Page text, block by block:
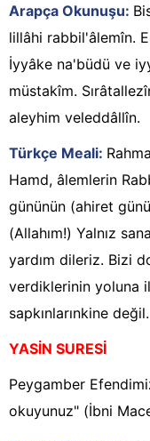
Arapça Okunuşu:
lillâhi rabbil'âlemîn.
İyyâke na'büdü ve
müstakîm.
aleyhim veleddâllîn.
Türkçe Meali:
Hamd, âlemlerin
gününün (ahiret
(Allahım!) Yalnız
yardım dileriz. Bizi
verdiklerinin yoluna
sapkınlarınkine değil.
YASİN SURESİ
Peygamber
okuyunuz" (İbni